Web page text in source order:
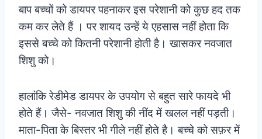
बाप बच्चों को डायपर पहनाकर इस परेशानी को कुछ हद तक
कम कर लेते हैं । पर शायद उन्हें ये एहसास नहीं होता कि
इससे बच्चे को कितनी परेशानी होती है। खासकर नवजात
शिशु को।
हालांकि रेडीमेड डायपर के उपयोग से बहुत सारे फायदे भी
होते हैं। जैसे- नवजात शिशु की नींद में खलल नहीं पड़ती।
माता-पिता के बिस्तर भी गीले नहीं होते है।बच्चे को सफ़र में